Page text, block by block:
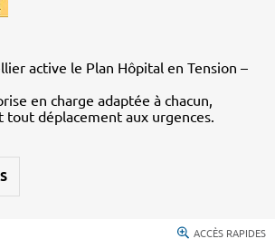
active le Plan Hôpital en Tension –
en charge adaptée à chacun,
tout déplacement aux urgences.
ACCÈS RAPIDES